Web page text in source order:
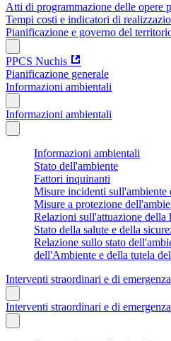
Atti di programmazione delle opere
Tempi costi e indicatori di
Pianificazione e governo del
PPCS Nuchis
Pianificazione generale
Informazioni ambientali
Informazioni ambientali
Informazioni ambientali
Stato dell'ambiente
Fattori inquinanti
Misure incidenti sull'ambiente
Misure a protezione
Relazioni sull'attuazione della
Stato della salute e della
Relazione sullo stato
dell'Ambiente e della tutela
Interventi straordinari e di emergenza
Interventi straordinari e di emergenza